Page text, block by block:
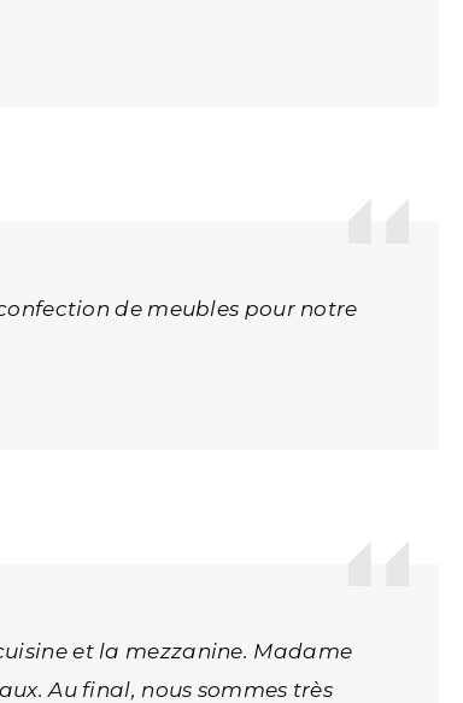
de meubles pour notre
et la mezzanine. Madame
Au final, nous sommes très